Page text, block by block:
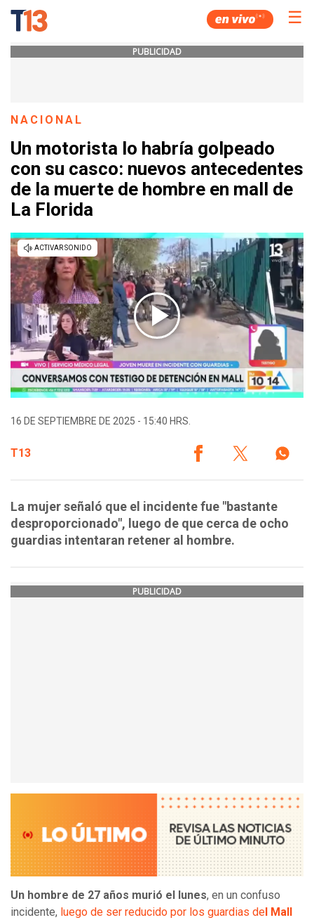
☰
PUBLICIDAD
NACIONAL
Un motorista lo habría golpeado
con su casco: nuevos antecedentes
de la muerte de hombre en mall de
La Florida
16 DE SEPTIEMBRE DE 2025 - 15:40 HRS.
T13
La mujer señaló que el incidente fue "bastante
desproporcionado", luego de que cerca de ocho
guardias intentaran retener al hombre.
PUBLICIDAD
Un hombre de 27 años murió el lunes, en un confuso
incidente, luego de ser reducido por los guardias del Mall